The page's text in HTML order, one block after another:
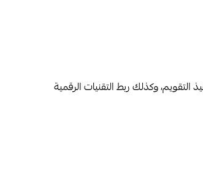
التقويم، وكذلك ربط التقنيات الرقمية